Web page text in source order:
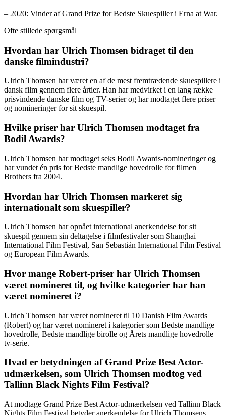
– 2020: Vinder af Grand Prize for Bedste Skuespiller i Erna at War.
Ofte stillede spørgsmål
Hvordan har Ulrich Thomsen bidraget til den
danske filmindustri?
Ulrich Thomsen har været en af de mest fremtrædende skuespillere i
dansk film gennem flere årtier. Han har medvirket i en lang række
prisvindende danske film og TV-serier og har modtaget flere priser
og nomineringer for sit skuespil.
Hvilke priser har Ulrich Thomsen modtaget fra
Bodil Awards?
Ulrich Thomsen har modtaget seks Bodil Awards-nomineringer og
har vundet én pris for Bedste mandlige hovedrolle for filmen
Brothers fra 2004.
Hvordan har Ulrich Thomsen markeret sig
internationalt som skuespiller?
Ulrich Thomsen har opnået international anerkendelse for sit
skuespil gennem sin deltagelse i filmfestivaler som Shanghai
International Film Festival, San Sebastián International Film Festival
og European Film Awards.
Hvor mange Robert-priser har Ulrich Thomsen
været nomineret til, og hvilke kategorier har han
været nomineret i?
Ulrich Thomsen har været nomineret til 10 Danish Film Awards
(Robert) og har været nomineret i kategorier som Bedste mandlige
hovedrolle, Bedste mandlige birolle og Årets mandlige hovedrolle –
tv-serie.
Hvad er betydningen af Grand Prize Best Actor-
udmærkelsen, som Ulrich Thomsen modtog ved
Tallinn Black Nights Film Festival?
At modtage Grand Prize Best Actor-udmærkelsen ved Tallinn Black